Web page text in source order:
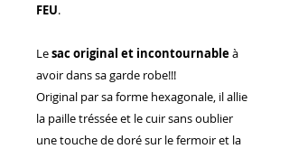
FEU.
Lesac original et incontournableà
avoir dans sa garde robe!!!
Original par sa forme hexagonale, il allie
la paille tréssée et le cuir sans oublier
une touche de doré sur le fermoir et la